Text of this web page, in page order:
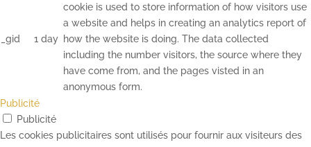
_gid 1 day
cookie is used to store information of how visitors use
a website and helps in creating an analytics report of
how the website is doing. The data collected
including the number visitors, the source where they
have come from, and the pages visted in an
anonymous form.
Publicité
Publicité
Les cookies publicitaires sont utilisés pour fournir aux visiteurs des